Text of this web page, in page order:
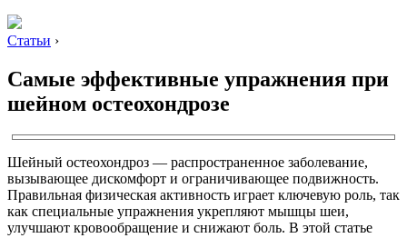
Статьи ›
Самые эффективные упражнения при
шейном остеохондрозе
Шейный остеохондроз — распространенное заболевание,
вызывающее дискомфорт и ограничивающее подвижность.
Правильная физическая активность играет ключевую роль, так
как специальные упражнения укрепляют мышцы шеи,
улучшают кровообращение и снижают боль. В этой статье